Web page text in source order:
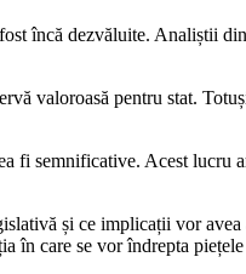
încă dezvăluite. Analiștii
valoroasă pentru stat.
fi semnificative. Acest lucru
și ce implicații vor
în care se vor îndrepta